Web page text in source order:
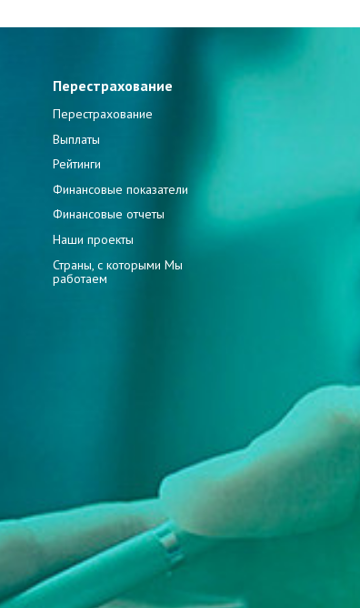
Перестрахование
Перестрахование
Выплаты
Рейтинги
Финансовые показатели
Финансовые отчеты
Наши проекты
Страны, с которыми Мы
работаем